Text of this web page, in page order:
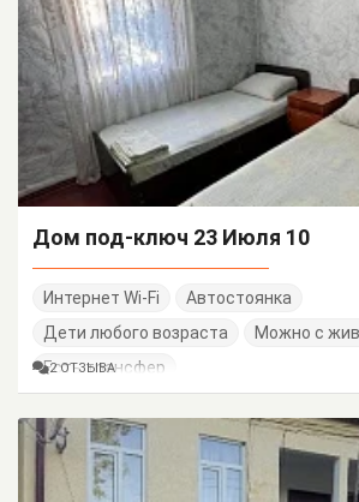
Дом под-ключ 23 Июля 10
Интернет Wi-Fi
Автостоянка
Дети любого возраста
Можно с
Есть трансфер
2 ОТЗЫВА